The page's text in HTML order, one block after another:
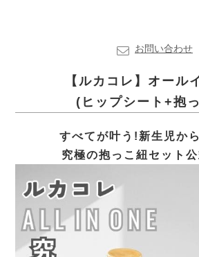
お問い合わせ
【ルカコレ】オール
(ヒップシート+抱
すべてが叶う!新生児か
究極の抱っこ紐セット